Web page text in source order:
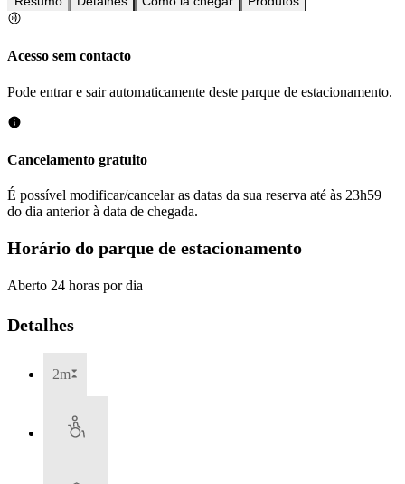
Acesso sem contacto
Pode entrar e sair automaticamente deste parque de estacionamento.
Cancelamento gratuito
É possível modificar/cancelar as datas da sua reserva até às 23h59
do dia anterior à data de chegada.
Horário do parque de estacionamento
Aberto 24 horas por dia
Detalhes
2m